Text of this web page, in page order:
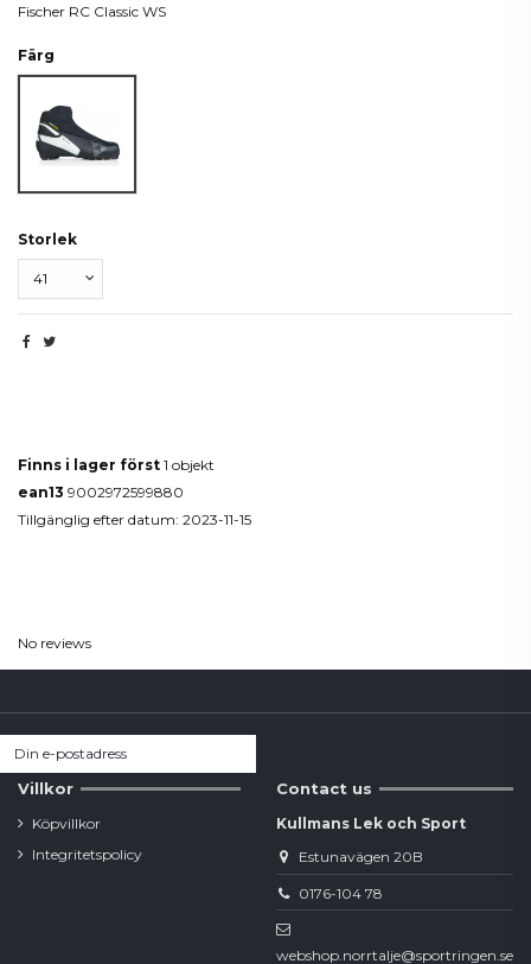
Fischer RC Classic WS
Färg
Storlek
Finns i lager först 1 objekt
ean13 9002972599880
Tillgänglig efter datum: 2023-11-15
No reviews
Villkor
Köpvillkor
Integritetspolicy
Contact us
Kullmans Lek och Sport
Estunavägen 20B
0176-104 78
webshop.norrtalje@sportringen.se